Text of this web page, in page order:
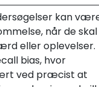
kan
når de skal
eller oplevelser.
bias, hvor
ved præcist at